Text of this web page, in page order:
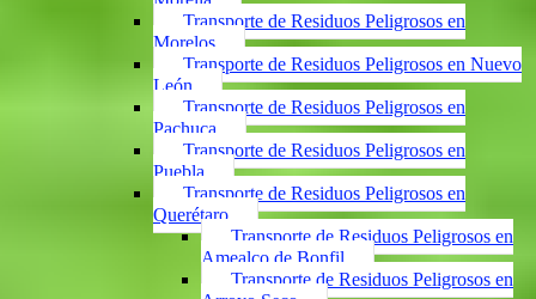
Transporte de Residuos Peligrosos en
Morelos
Transporte de Residuos Peligrosos en Nuevo
León
Transporte de Residuos Peligrosos en
Pachuca
Transporte de Residuos Peligrosos en
Puebla
Transporte de Residuos Peligrosos en
Querétaro
Transporte de Residuos Peligrosos en
Amealco de Bonfil
Transporte de Residuos Peligrosos en